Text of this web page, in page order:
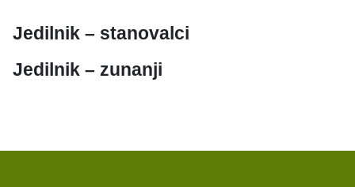
Jedilnik – stanovalci
Jedilnik – zunanji